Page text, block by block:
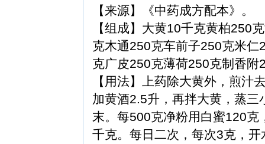
【来源】《中药成方配本》。
【组成】大黄10千克黄柏250
克木通250克车前子250克米
克广皮250克薄荷250克制香附
【用法】上药除大黄外，煎汁
加黄酒2.5升，再拌大黄，蒸
末。每500克净粉用白蜜120
千克。每日二次，每次3克，开